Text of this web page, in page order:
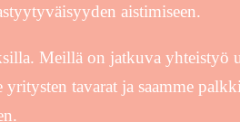
aistimiseen.
Meillä on jatkuva yhteistyö
tavarat ja saamme